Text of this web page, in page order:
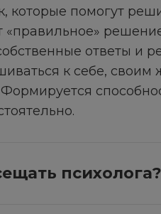
которые помогут
ответы и
к себе,
психолога?